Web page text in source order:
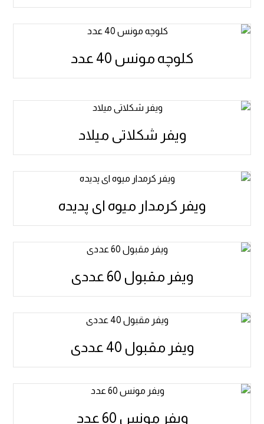
کلوچه مونس 40 عدد
ویفر شکلاتی میلاد
ویفر کرمدار میوه ای پدیده
ویفر مقبول 60 عددی
ویفر مقبول 40 عددی
ویفر مونس 60 عدد